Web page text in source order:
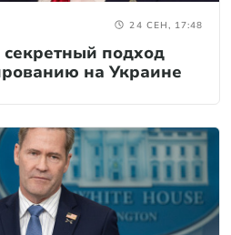
24 СЕН, 17:48
подход
на Украине